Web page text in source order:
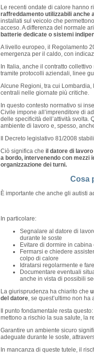
Le recenti ondate di calore hanno
raffreddamento utilizzabili anche
installati sul veicolo che
acceso. A differenza del normale
batterie dedicate o sistemi
A livello europeo, il Regolamento
emergenza per il caldo, con
In Italia, anche il contratto
tramite protocolli aziendali, linee
Alcune Regioni, tra cui
centrali nelle giornate più critiche.
In questo contesto normativo si
Civile impone all’imprenditore di
delle specificità dell’attività svolta.
ambiente di lavoro e, spesso,
Il Decreto legislativo 81/2008
Ciò significa che il datore di
a bordo, intervenendo con mezzi
organizzazione dei turni.
Cosa
È importante che anche gli autisti
In particolare:
Segnalare al datore di
durante le soste
Evitare di dormire in
Fermarsi e chiedere
colpo di calore
Idratarsi regolarmente e
Documentare eventuali
anche in vista di possibili
La giurisprudenza ha chiarito che
del datore, se quest’ultimo non
Il punto fondamentale resta
mettono a rischio la sua salute, la
Garantire un ambiente sicuro
adeguate durante le soste,
In mancanza di queste tutele, il